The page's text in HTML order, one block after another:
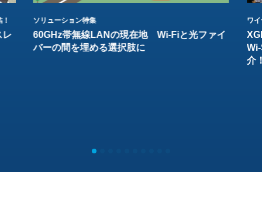
レ
ソリューション特集
60GHz帯無線LANの現在地 Wi-Fiと光ファイ
バーの間を埋める選択肢に
ワ
介